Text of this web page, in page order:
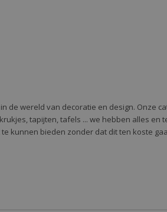
de wereld van decoratie en design. Onze
tapijten, tafels ... we hebben alles en
kunnen bieden zonder dat dit ten koste